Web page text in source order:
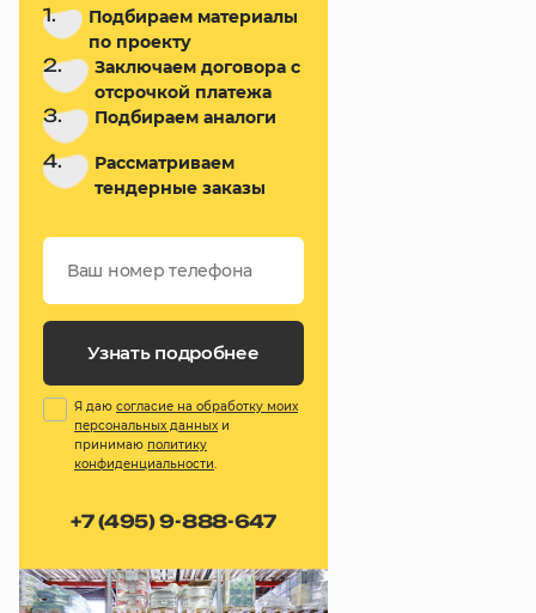
1.
Подбираем материалы
по проекту
2.
Заключаем договора с
отсрочкой платежа
3. Подбираем аналоги
4.
Рассматриваем
тендерные заказы
Узнать подробнее
Я даю согласие на обработку моих
персональных данных и
принимаю политику
конфиденциальности.
+7 (495) 9-888-647